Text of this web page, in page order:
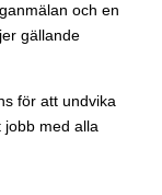
och en
gällande
för att undvika
jobb med alla